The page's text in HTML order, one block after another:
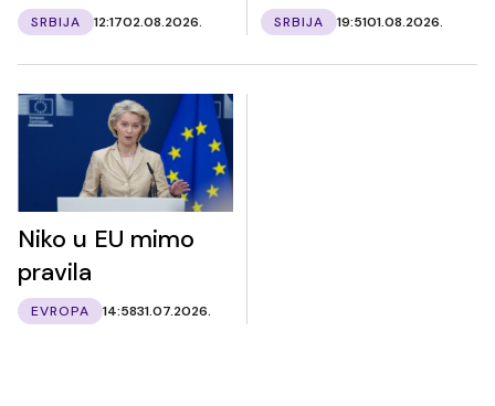
SRBIJA 12:1702.08.2026. SRBIJA 19:5101.08.2026.
Niko u EU mimo
pravila
EVROPA 14:5831.07.2026.